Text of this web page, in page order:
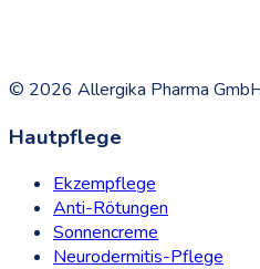
© 2026 Allergika Pharma
Hautpflege
Ekzempflege
Anti-Rötungen
Sonnencreme
Neurodermitis-Pflege